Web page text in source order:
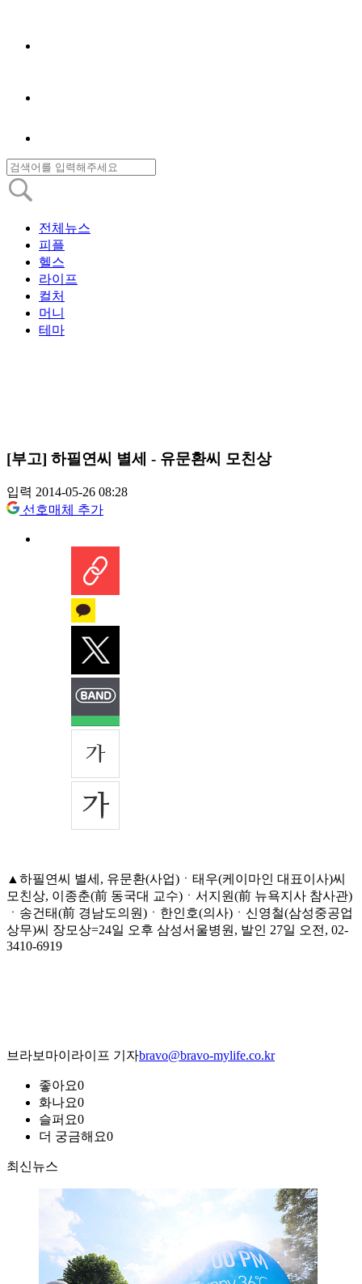
전체뉴스
피플
헬스
라이프
컬처
머니
테마
[부고] 하필연씨 별세 - 유문환씨 모친상
입력 2014-05-26 08:28
선호매체 추가
▲하필연씨 별세, 유문환(사업)ㆍ태우(케이마인 대표이사)씨
모친상, 이종춘(前 동국대 교수)ㆍ서지원(前 뉴욕지사 참사관)
ㆍ송건태(前 경남도의원)ㆍ한인호(의사)ㆍ신영철(삼성중공업
상무)씨 장모상=24일 오후 삼성서울병원, 발인 27일 오전, 02-
3410-6919
브라보마이라이프 기자bravo@bravo-mylife.co.kr
좋아요0
화나요0
슬퍼요0
더 궁금해요0
최신뉴스